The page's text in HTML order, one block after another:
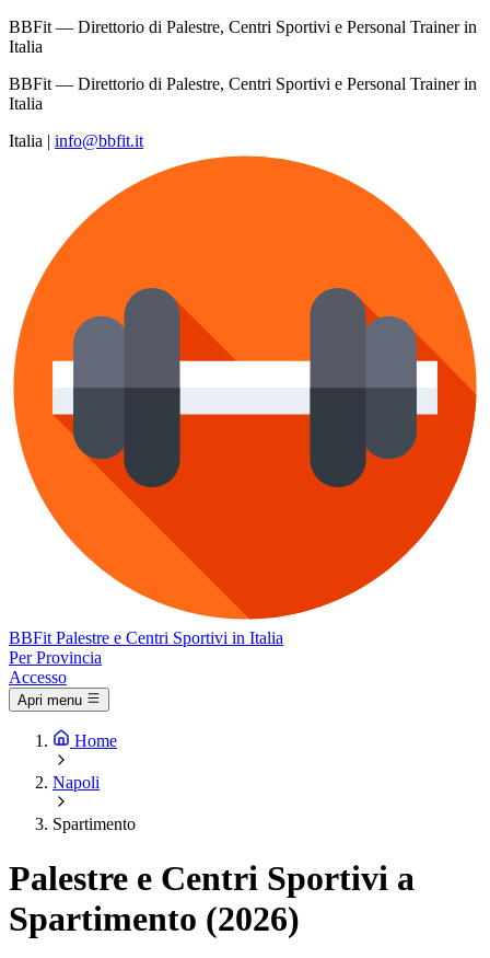
BBFit — Direttorio di Palestre, Centri Sportivi e Personal Trainer in
Italia
BBFit — Direttorio di Palestre, Centri Sportivi e Personal Trainer in
Italia
Italia | info@bbfit.it
BBFit Palestre e Centri Sportivi in Italia
Per Provincia
Accesso
Apri menu
Home
Napoli
Spartimento
Palestre e Centri Sportivi a
Spartimento (2026)